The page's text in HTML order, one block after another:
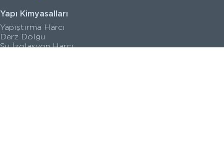
Yapı Kimyasalları
Yapıştırma Harcı
Derz Dolgu
Su İzolasyon Harcı